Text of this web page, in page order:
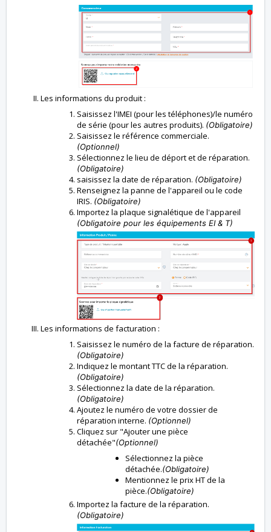
Les informations du produit :
Saisissez l'IMEI (pour les téléphones)/le numéro
de série (pour les autres produits). (Obligatoire)
Saisissez le référence commerciale.
(Optionnel)
Sélectionnez le lieu de déport et de réparation.
(Obligatoire)
saisissez la date de réparation. (Obligatoire)
Renseignez la panne de l'appareil ou le code
IRIS. (Obligatoire)
Importez la plaque signalétique de l'appareil
(Obligatoire pour les équipements EI & T)
Les informations de facturation :
Saisissez le numéro de la facture de réparation.
(Obligatoire)
Indiquez le montant TTC de la réparation.
(Obligatoire)
Sélectionnez la date de la réparation.
(Obligatoire)
Ajoutez le numéro de votre dossier de
réparation interne. (Optionnel)
Cliquez sur "Ajouter une pièce
détachée"(Optionnel)
Sélectionnez la pièce
détachée.(Obligatoire)
Mentionnez le prix HT de la
pièce.(Obligatoire)
Importez la facture de la réparation.
(Obligatoire)